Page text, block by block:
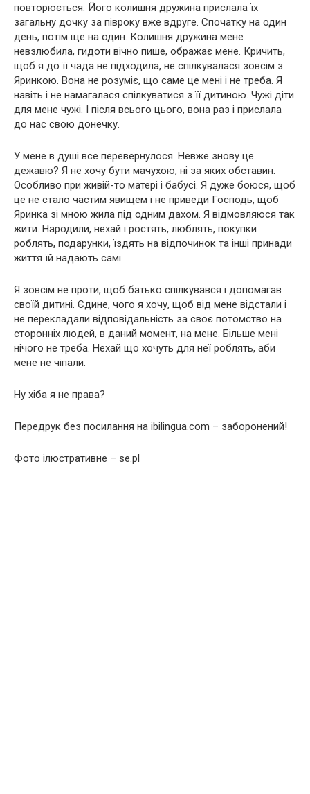
повторюється. Його колишня дружина прислала їх
загальну дочку за півроку вже вдруге. Спочатку на один
день, потім ще на один. Колишня дружина мене
невзлюбила, гидоти вічно пише, ображає мене. Кричить,
щоб я до її чада не підходила, не спілкувалася зовсім з
Яринкою. Вона не розуміє, що саме це мені і не треба. Я
навіть і не намагалася спілкуватися з її дитиною. Чужі діти
для мене чужі. І після всього цього, вона раз і прислала
до нас свою донечку.
У мене в душі все перевернулося. Невже знову це
дежавю? Я не хочу бути мачухою, ні за яких обставин.
Особливо при живій-то матері і бабусі. Я дуже боюся, щоб
це не стало частим явищем і не приведи Господь, щоб
Яринка зі мною жила під одним дахом. Я відмовляюся так
жити. Народили, нехай і ростять, люблять, покупки
роблять, подарунки, їздять на відпочинок та інші принади
життя їй надають самі.
Я зовсім не проти, щоб батько спілкувався і допомагав
своїй дитині. Єдине, чого я хочу, щоб від мене відстали і
не перекладали відповідальність за своє потомство на
сторонніх людей, в даний момент, на мене. Більше мені
нічого не треба. Нехай що хочуть для неї роблять, аби
мене не чіпали.
Ну хіба я не права?
Передрук без посилання на ibilingua.com – заборонений!
Фото ілюстративне – se.pl